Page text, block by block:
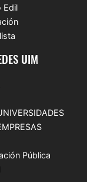
Edil
UIM
Pública